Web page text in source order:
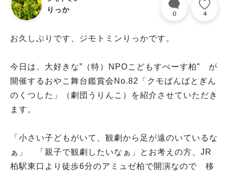
りっか 0 4
お久しぶりです、ジモトミンりっかです。
今日は、大好きな”（特）NPOこどもすぺーす柏” が
開催するおやこ舞台鑑賞会No.82「クモばんばとぎん
のくつした」（劇団うりんこ）を紹介させていただき
ます。
「小さい子どもがいて、観劇から足が遠のいているな
ぁ」 「親子で観劇したいなぁ」とお考えの方、JR
柏駅東口より徒歩6分のアミュゼ柏で開演なので 移